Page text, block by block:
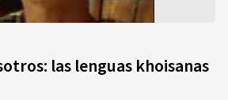
las lenguas khoisanas